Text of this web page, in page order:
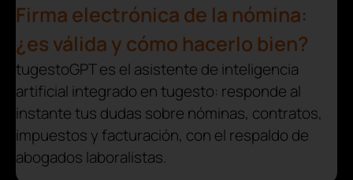
Firma electrónica de la nómina:
¿es válida y cómo hacerlo bien?
tugestoGPT es el asistente de inteligencia
artificial integrado en tugesto: responde al
instante tus dudas sobre nóminas, contratos,
impuestos y facturación, con el respaldo de
abogados laboralistas.